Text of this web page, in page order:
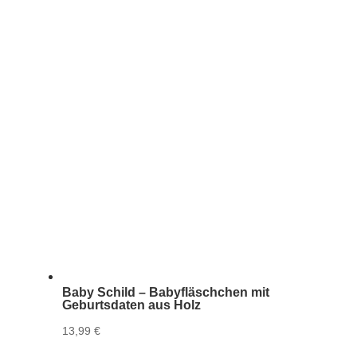
Baby Schild – Babyfläschchen mit
Geburtsdaten aus Holz
13,99 €